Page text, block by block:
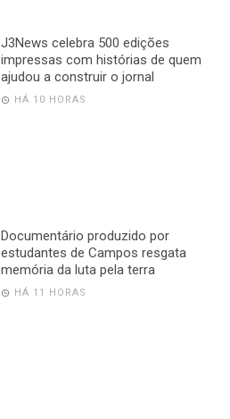
J3News celebra 500 edições
impressas com histórias de quem
ajudou a construir o jornal
HÁ 10 HORAS
Documentário produzido por
estudantes de Campos resgata
memória da luta pela terra
HÁ 11 HORAS